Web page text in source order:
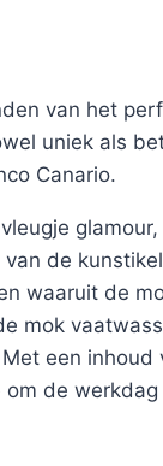
van het
uniek als
Canario.
de
waaruit de
mok
een
de